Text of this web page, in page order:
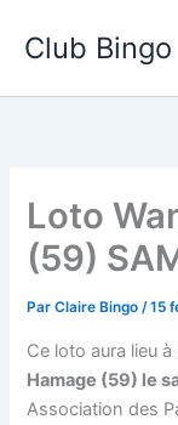
Club Bingo
Loto
(59)
ParClaire Bingo/15
Ce loto aura lieu
Hamage (59) le
Association des